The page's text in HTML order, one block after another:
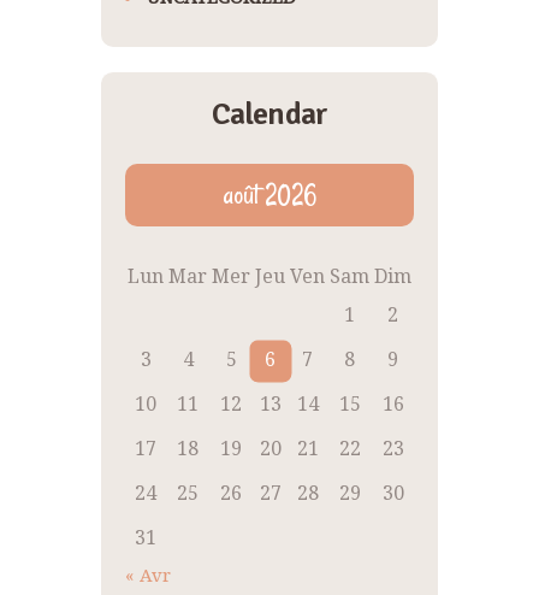
Calendar
août 2026
LunMarMerJeuVen SamDim
1
2
3
4 5 6 7 8
9
10
11 12 13 14 15
16
17
18 19 20 21 22
23
24
25 26 27 28 29
30
31
« Avr